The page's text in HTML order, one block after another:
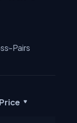
Pairs